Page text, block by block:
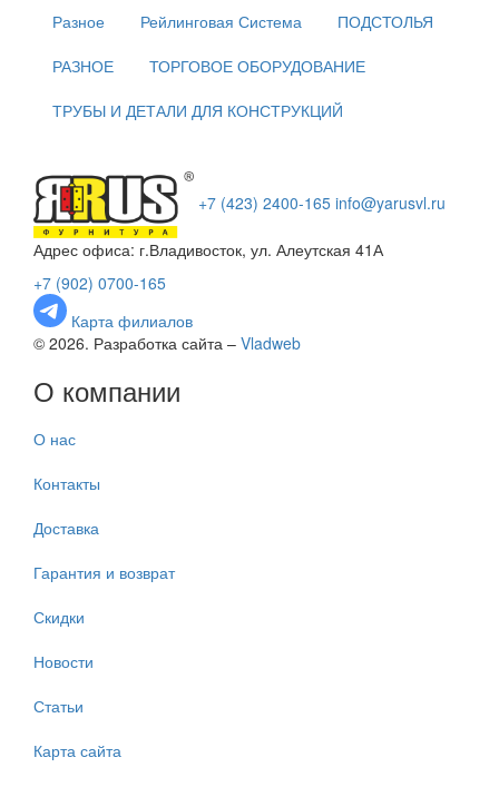
Разное
Рейлинговая Система
ПОДСТОЛЬЯ
РАЗНОЕ
ТОРГОВОЕ ОБОРУДОВАНИЕ
ТРУБЫ И ДЕТАЛИ ДЛЯ КОНСТРУКЦИЙ
+7 (423) 2400-165 info@yarusvl.ru
Адрес офиса: г.Владивосток, ул. Алеутская 41А
+7 (902) 0700-165
Карта филиалов
© 2026. Разработка сайта – Vladweb
О компании
О нас
Контакты
Доставка
Гарантия и возврат
Скидки
Новости
Статьи
Карта сайта